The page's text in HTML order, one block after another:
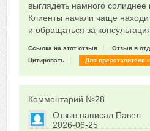
выглядеть намного
Клиенты начали чаще
и обращаться за
Ссылка на этот отзыв
Отзыв в
Цитировать
Для представителя
Комментарий №28
Отзыв написал Павел
2026-06-25